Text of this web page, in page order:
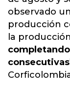
observado
producción
la
consecutivas